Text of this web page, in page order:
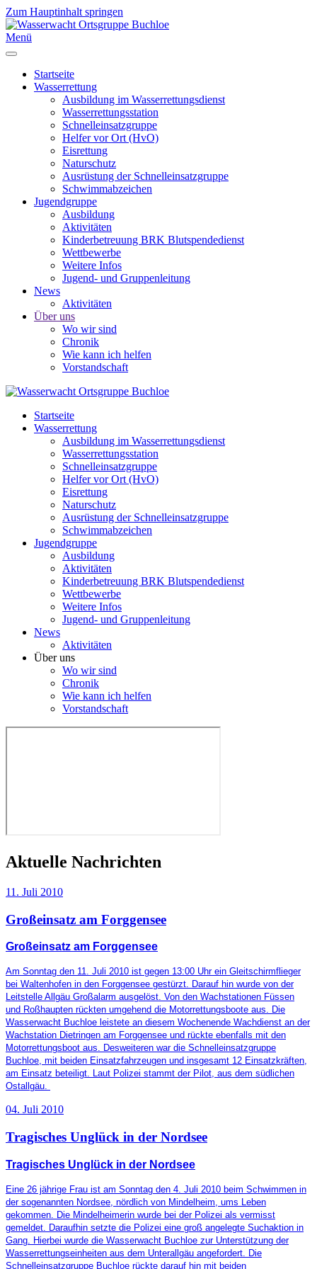
Zum Hauptinhalt springen
Menü
Startseite
Wasserrettung
Ausbildung im Wasserrettungsdienst
Wasserrettungsstation
Schnelleinsatzgruppe
Helfer vor Ort (HvO)
Eisrettung
Naturschutz
Ausrüstung der Schnelleinsatzgruppe
Schwimmabzeichen
Jugendgruppe
Ausbildung
Aktivitäten
Kinderbetreuung BRK Blutspendedienst
Wettbewerbe
Weitere Infos
Jugend- und Gruppenleitung
News
Aktivitäten
Über uns
Wo wir sind
Chronik
Wie kann ich helfen
Vorstandschaft
Startseite
Wasserrettung
Ausbildung im Wasserrettungsdienst
Wasserrettungsstation
Schnelleinsatzgruppe
Helfer vor Ort (HvO)
Eisrettung
Naturschutz
Ausrüstung der Schnelleinsatzgruppe
Schwimmabzeichen
Jugendgruppe
Ausbildung
Aktivitäten
Kinderbetreuung BRK Blutspendedienst
Wettbewerbe
Weitere Infos
Jugend- und Gruppenleitung
News
Aktivitäten
Über uns
Wo wir sind
Chronik
Wie kann ich helfen
Vorstandschaft
Aktuelle Nachrichten
11. Juli 2010
Großeinsatz am Forggensee
Großeinsatz am Forggensee
Am Sonntag den 11. Juli 2010 ist gegen 13:00 Uhr ein Gleitschirmflieger
bei Waltenhofen in den Forggensee gestürzt. Darauf hin wurde von der
Leitstelle Allgäu Großalarm ausgelöst. Von den Wachstationen Füssen
und Roßhaupten rückten umgehend die Motorrettungsboote aus. Die
Wasserwacht Buchloe leistete an diesem Wochenende Wachdienst an der
Wachstation Dietringen am Forggensee und rückte ebenfalls mit den
Motorrettungsboot aus. Desweiteren war die Schnelleinsatzgruppe
Buchloe, mit beiden Einsatzfahrzeugen und insgesamt 12 Einsatzkräften,
am Einsatz beteiligt. Laut Polizei stammt der Pilot, aus dem südlichen
Ostallgäu.
04. Juli 2010
Tragisches Unglück in der Nordsee
Tragisches Unglück in der Nordsee
Eine 26 jährige Frau ist am Sonntag den 4. Juli 2010 beim Schwimmen in
der sogenannten Nordsee, nördlich von Mindelheim, ums Leben
gekommen. Die Mindelheimerin wurde bei der Polizei als vermisst
gemeldet. Daraufhin setzte die Polizei eine groß angelegte Suchaktion in
Gang. Hierbei wurde die Wasserwacht Buchloe zur Unterstützung der
Wasserrettungseinheiten aus dem Unterallgäu angefordert. Die
Schnelleinsatzgruppe Buchloe rückte darauf hin mit beiden